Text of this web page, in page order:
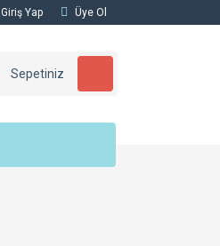
Giriş Yap Üye Ol
Sepetiniz